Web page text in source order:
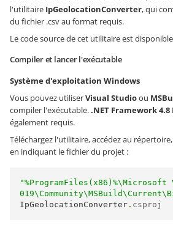
l'utilitaire IpGeolocationConverter, qui
du fichier .csv au format requis.
Le code source de cet utilitaire est
Compiler et lancer l'exécutable
Système d'exploitation Windows
Vous pouvez utiliserVisual Studioou
compiler l'exécutable..NET Framework
également requis.
Téléchargez l'utilitaire, accédez au
en indiquant le fichier du projet :
IpGeolocationConverter . csproj